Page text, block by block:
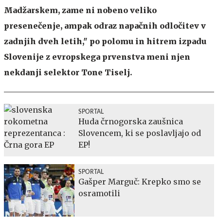
Madžarskem, zame ni nobeno veliko
presenečenje, ampak odraz napačnih odločitev v
zadnjih dveh letih," po polomu in hitrem izpadu
Slovenije z evropskega prvenstva meni njen
nekdanji selektor Tone Tiselj.
SPORTAL
Huda črnogorska zaušnica
Slovencem, ki se poslavljajo od
EP!
SPORTAL
Gašper Marguč: Krepko smo se
osramotili